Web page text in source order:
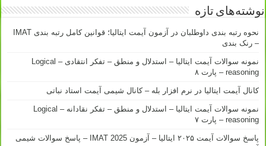
نوشته‌های تازه
نحوه رتبه بندی داوطلبان در آزمون آیمت ایتالیا؛ قوانین کامل رتبه بندی IMAT
– رنک بندی
نمونه سوالات آیمت ایتالیا – استدلال و منطق – تفکر انتقادی – Logical
reasoning – پارت ۸
کانال آیمت ایتالیا در نرم افزار بله – کانال شیمی آیمت استاد نباتی
نمونه سوالات آیمت ایتالیا – استدلال و منطق – تفکر نقادانه – Logical
reasoning – پارت ۷
پاسخ سوالات آیمت ۲۰۲۵ ایتالیا – آزمون IMAT 2025 – پاسخ سوالات شیمی